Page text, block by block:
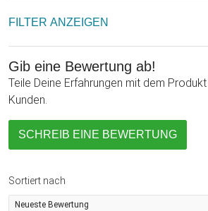
FILTER ANZEIGEN
Gib eine Bewertung ab!
Teile Deine Erfahrungen mit dem
Kunden.
SCHREIB EINE BEWERTUNG
Sortiert nach